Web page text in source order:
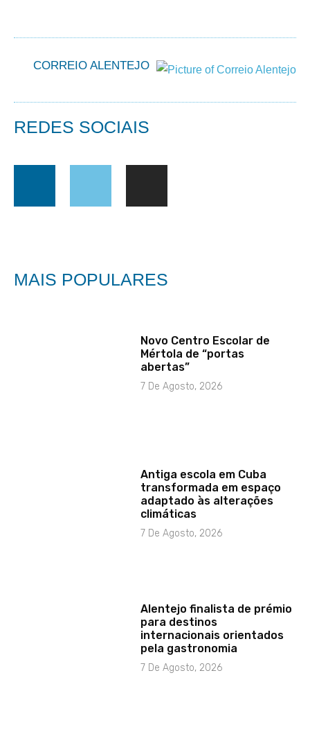
CORREIO ALENTEJO
REDES SOCIAIS
MAIS POPULARES
Novo Centro Escolar de
Mértola de “portas
abertas”
7 De Agosto, 2026
Antiga escola em Cuba
transformada em espaço
adaptado às alterações
climáticas
7 De Agosto, 2026
Alentejo finalista de prémio
para destinos
internacionais orientados
pela gastronomia
7 De Agosto, 2026